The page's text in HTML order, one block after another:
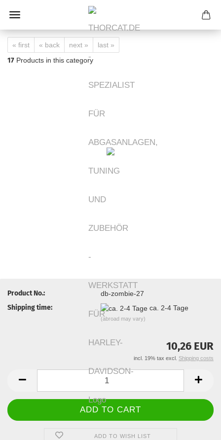
« first « back next » last »
17 Products in this category
Product No.: db-zombie-27
Shipping time: ca. 2-4 Tage
(abroad may vary)
10,26 EUR
incl. 19% tax excl. Shipping costs
ADD TO WISH LIST